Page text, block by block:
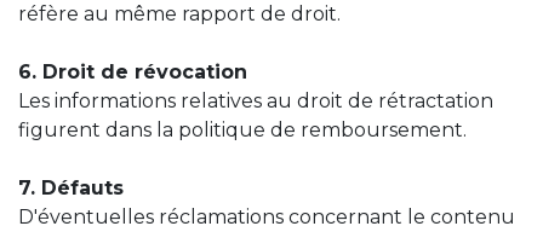
réfère au même rapport de droit.
6. Droit de révocation
Les informations relatives au droit de rétractation
figurent dans la politique de remboursement.
7. Défauts
D'éventuelles réclamations concernant le contenu